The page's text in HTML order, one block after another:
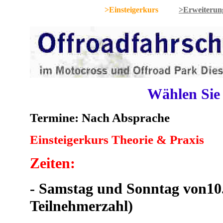
>Einsteigerkurs
Wählen
Termine: Nach Absprache
Einsteigerkurs Theorie & Praxis
Zeiten:
- Samstag und Sonntag
Teilnehmerzahl)